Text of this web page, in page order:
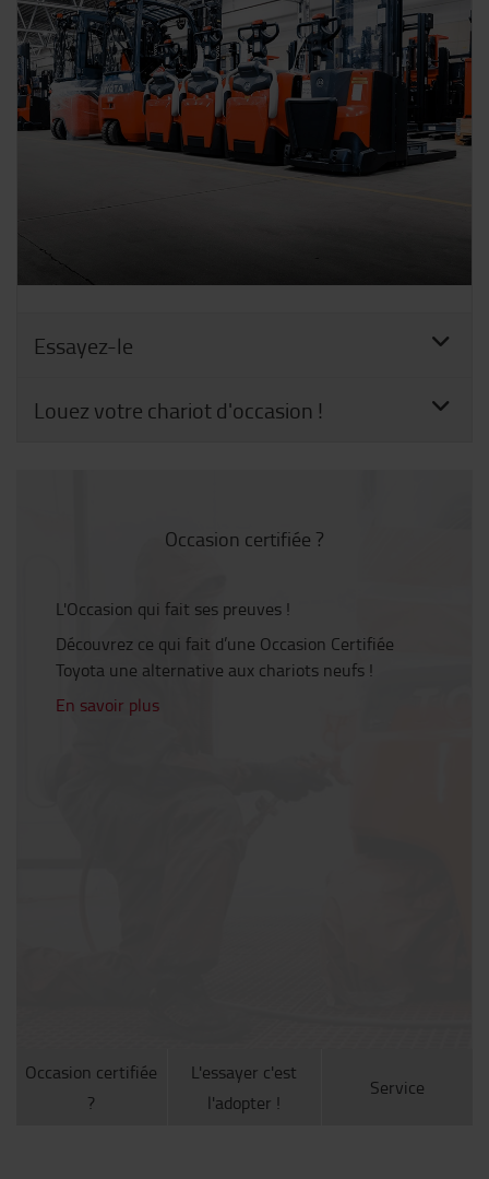
Essayez-le
Louez votre chariot d'occasion !
Occasion certifiée ?
L'Occasion qui fait ses preuves !
Découvrez ce qui fait d’une Occasion Certifiée
Toyota une alternative aux chariots neufs !
En savoir plus
Occasion certifiée
?
L'essayer c'est
l'adopter !
Service